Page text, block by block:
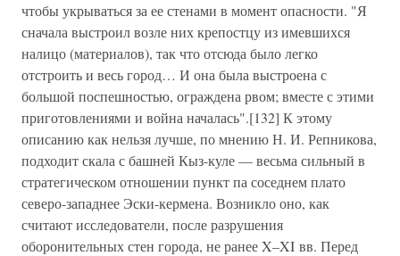
чтобы укрываться за ее стенами в момент опасности. "Я
сначала выстроил возле них крепостцу из имевшихся
налицо (материалов), так что отсюда было легко
отстроить и весь город… И она была выстроена с
большой поспешностью, ограждена рвом; вместе с этими
приготовлениями и война началась".[132] К этому
описанию как нельзя лучше, по мнению Н. И. Репникова,
подходит скала с башней Кыз-куле — весьма сильный в
стратегическом отношении пункт па соседнем плато
северо-западнее Эски-кермена. Возникло оно, как
считают исследователи, после разрушения
оборонительных стен города, не ранее X–XI вв. Перед